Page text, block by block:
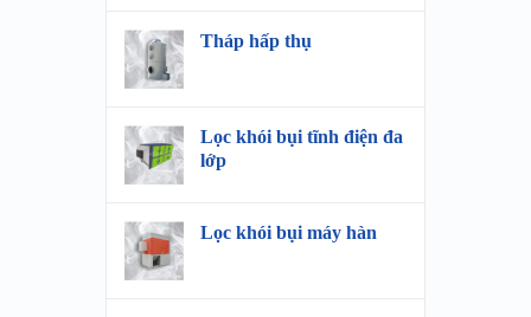
Tháp hấp thụ
Lọc khói bụi tĩnh điện đa
lớp
Lọc khói bụi máy hàn